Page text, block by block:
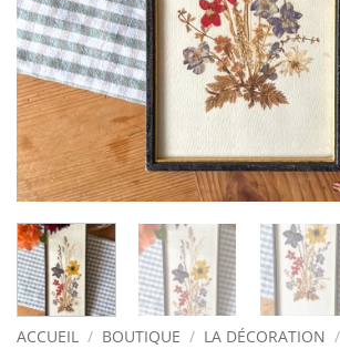
ACCUEIL / BOUTIQUE / LA DÉCORATION /